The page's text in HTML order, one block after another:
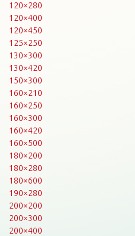
120×280
120×400
120×450
125×250
130×300
130×420
150×300
160×210
160×250
160×300
160×420
160×500
180×200
180×280
180×600
190×280
200×200
200×300
200×400